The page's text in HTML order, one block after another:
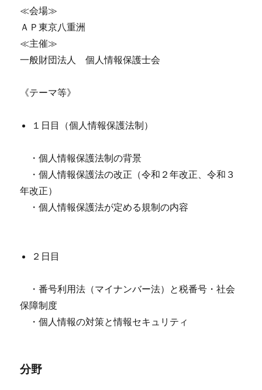
≪会場≫
ＡＰ東京八重洲
≪主催≫
一般財団法人 個人情報保護士会
《テーマ等》
１日目（個人情報保護法制）
・個人情報保護法制の背景
・個人情報保護法の改正（令和２年改正、令和３
年改正）
・個人情報保護法が定める規制の内容
２日目
・番号利用法（マイナンバー法）と税番号・社会
保障制度
・個人情報の対策と情報セキュリティ
分野